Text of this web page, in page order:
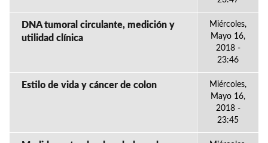
DNA tumoral circulante, medición y
utilidad clínica
Miércoles,
Mayo 16,
2018 -
23:46
Estilo de vida y cáncer de colon
Miércoles,
Mayo 16,
2018 -
23:45